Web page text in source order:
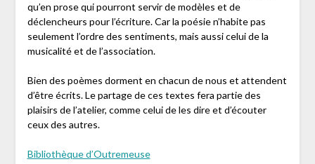
qu’en prose qui pourront servir de modèles et de
déclencheurs pour l’écriture. Car la poésie n’habite pas
seulement l’ordre des sentiments, mais aussi celui de la
musicalité et de l’association.
Bien des poèmes dorment en chacun de nous et attendent
d’être écrits. Le partage de ces textes fera partie des
plaisirs de l’atelier, comme celui de les dire et d’écouter
ceux des autres.
Bibliothèque d’Outremeuse